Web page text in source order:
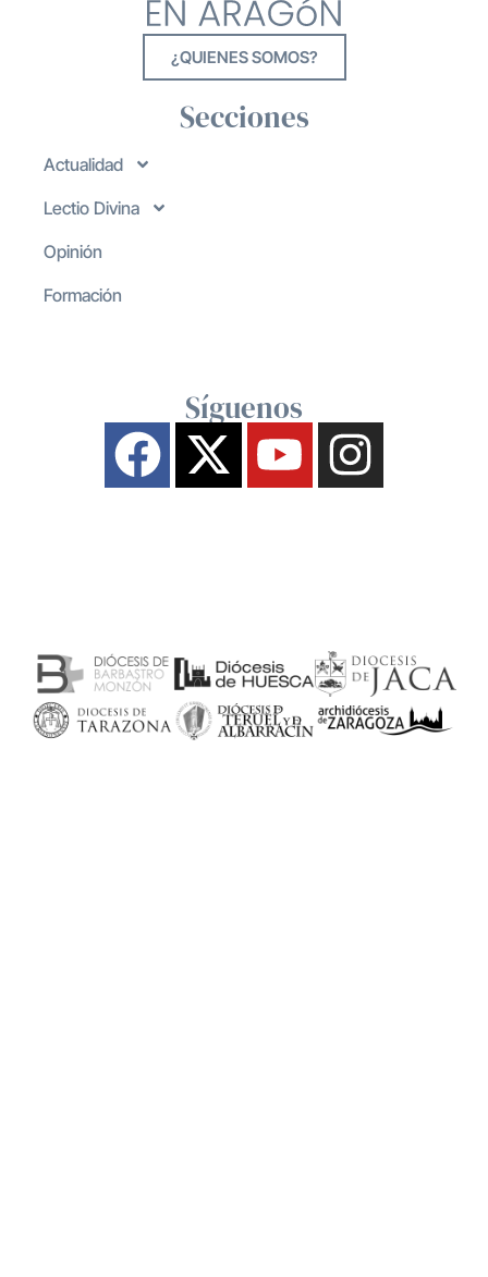
¿QUIENES SOMOS?
Secciones
Actualidad
Lectio Divina
Opinión
Formación
Síguenos